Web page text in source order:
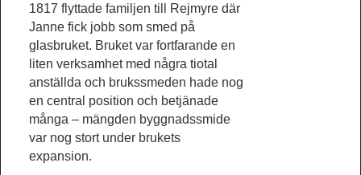
1817 flyttade familjen till Rejmyre där
Janne fick jobb som smed på
glasbruket. Bruket var fortfarande en
liten verksamhet med några tiotal
anställda och brukssmeden hade nog
en central position och betjänade
många – mängden byggnadssmide
var nog stort under brukets
expansion.